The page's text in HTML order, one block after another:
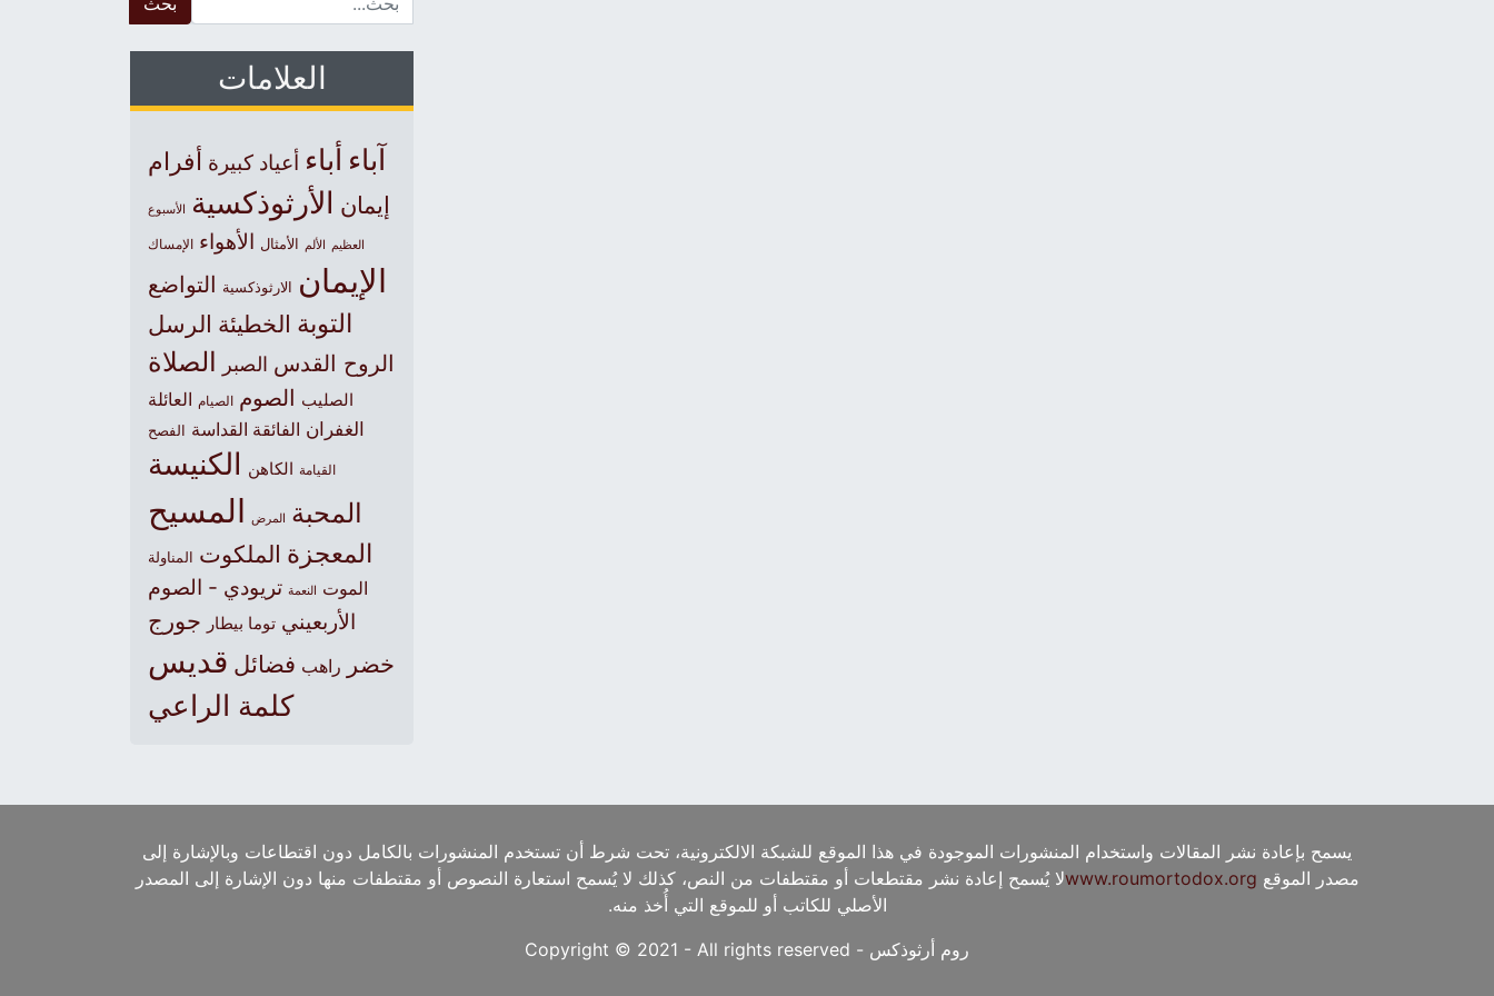
العلامات
آباء أباء أعياد كبيرة أفرام
إيمان الأرثوذكسية الأسبوع
العظيم الألم الأمثال الأهواء الإمساك
الإيمان الارثوذكسية التواضع
التوبة الخطيئة الرسل
الروح القدس الصبر الصلاة
الصليب الصوم الصيام العائلة
الغفران الفائقة القداسة الفصح
القيامة الكاهن الكنيسة
المحبة المرض المسيح
المعجزة الملكوت المناولة
الموت النعمة تريودي - الصوم
الأربعيني توما بيطار جورج
خضر راهب فضائل قديس
كلمة الراعي
يسمح بإعادة نشر المقالات واستخدام المنشورات الموجودة في هذا الموقع للشبكة الالكترونية، تحت شرط أن تستخدم المنشورات بالكامل دون اقتطاعات وبالإشارة إلى
مصدر الموقع www.roumortodox.orgلا يُسمح إعادة نشر مقتطعات أو مقتطفات من النص، كذلك لا يُسمح استعارة النصوص أو مقتطفات منها دون الإشارة إلى المصدر
الأصلي للكاتب أو للموقع التي أُخذ منه.
روم أرثوذكس - Copyright © 2021 - All rights reserved